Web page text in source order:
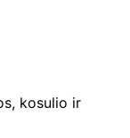
kosulio ir